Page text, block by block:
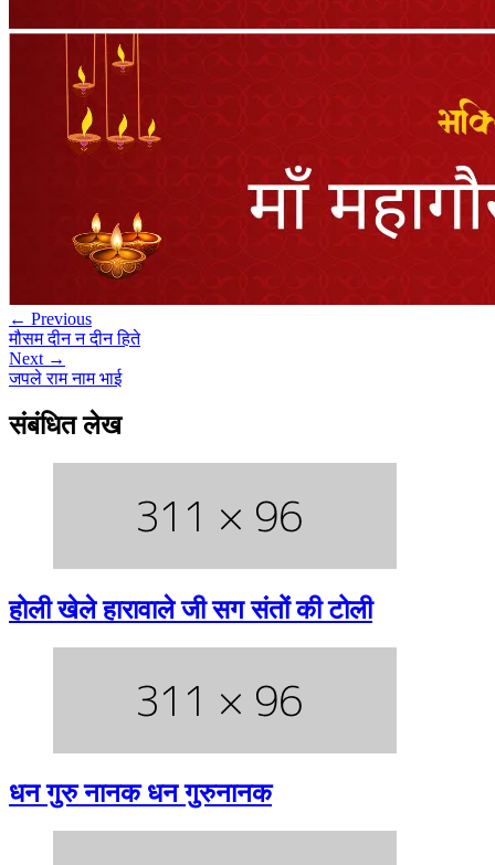
← Previous
मौसम दीन न दीन हिते
Next →
जपले राम नाम भाई
संबंधित लेख
होली खेले हारावाले जी सग संतों की टोली
धन गुरु नानक धन गुरुनानक